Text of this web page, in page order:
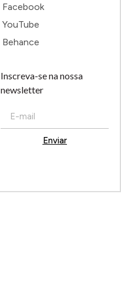
Facebook
YouTube
Behance
Inscreva-se na nossa
newsletter
Enviar